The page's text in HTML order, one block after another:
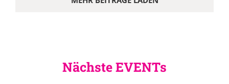
Nächste EVENTs